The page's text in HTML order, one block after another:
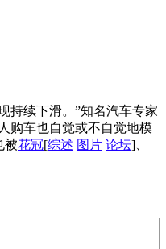
持续下滑。”知名汽车专家
购车也自觉或不自觉地模
被花冠[综述 图片 论坛]、